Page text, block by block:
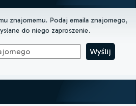
znajomemu. Podaj emaila znajomego,
do niego zaproszenie.